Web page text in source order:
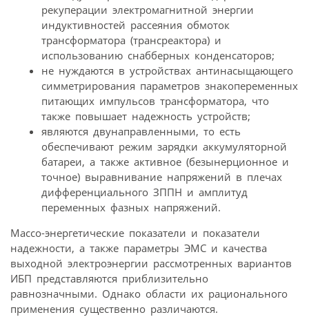
рекуперации электромагнитной энергии
индуктивностей рассеяния обмоток
трансформатора (трансреактора) и
использованию снабберных конденсаторов;
не нуждаются в устройствах антинасыщающего
симметрирования параметров знакопеременных
питающих импульсов трансформатора, что
также повышает надежность устройств;
являются двунаправленными, то есть
обеспечивают режим зарядки аккумуляторной
батареи, а также активное (безынерционное и
точное) выравнивание напряжений в плечах
дифференциального ЗППН и амплитуд
переменных фазных напряжений.
Массо-энергетические показатели и показатели
надежности, а также параметры ЭМС и качества
выходной электроэнергии рассмотренных вариантов
ИБП представляются приблизительно
равнозначными. Однако области их рационального
применения существенно различаются.